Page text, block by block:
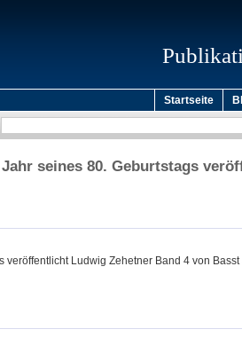
Startseite
seines 80. Geburtstags
Ludwig Zehetner Band 4 von Basst